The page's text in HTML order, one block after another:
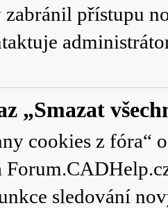
zabránil přístupu
„Smazat
cookies z fóra“
sledování